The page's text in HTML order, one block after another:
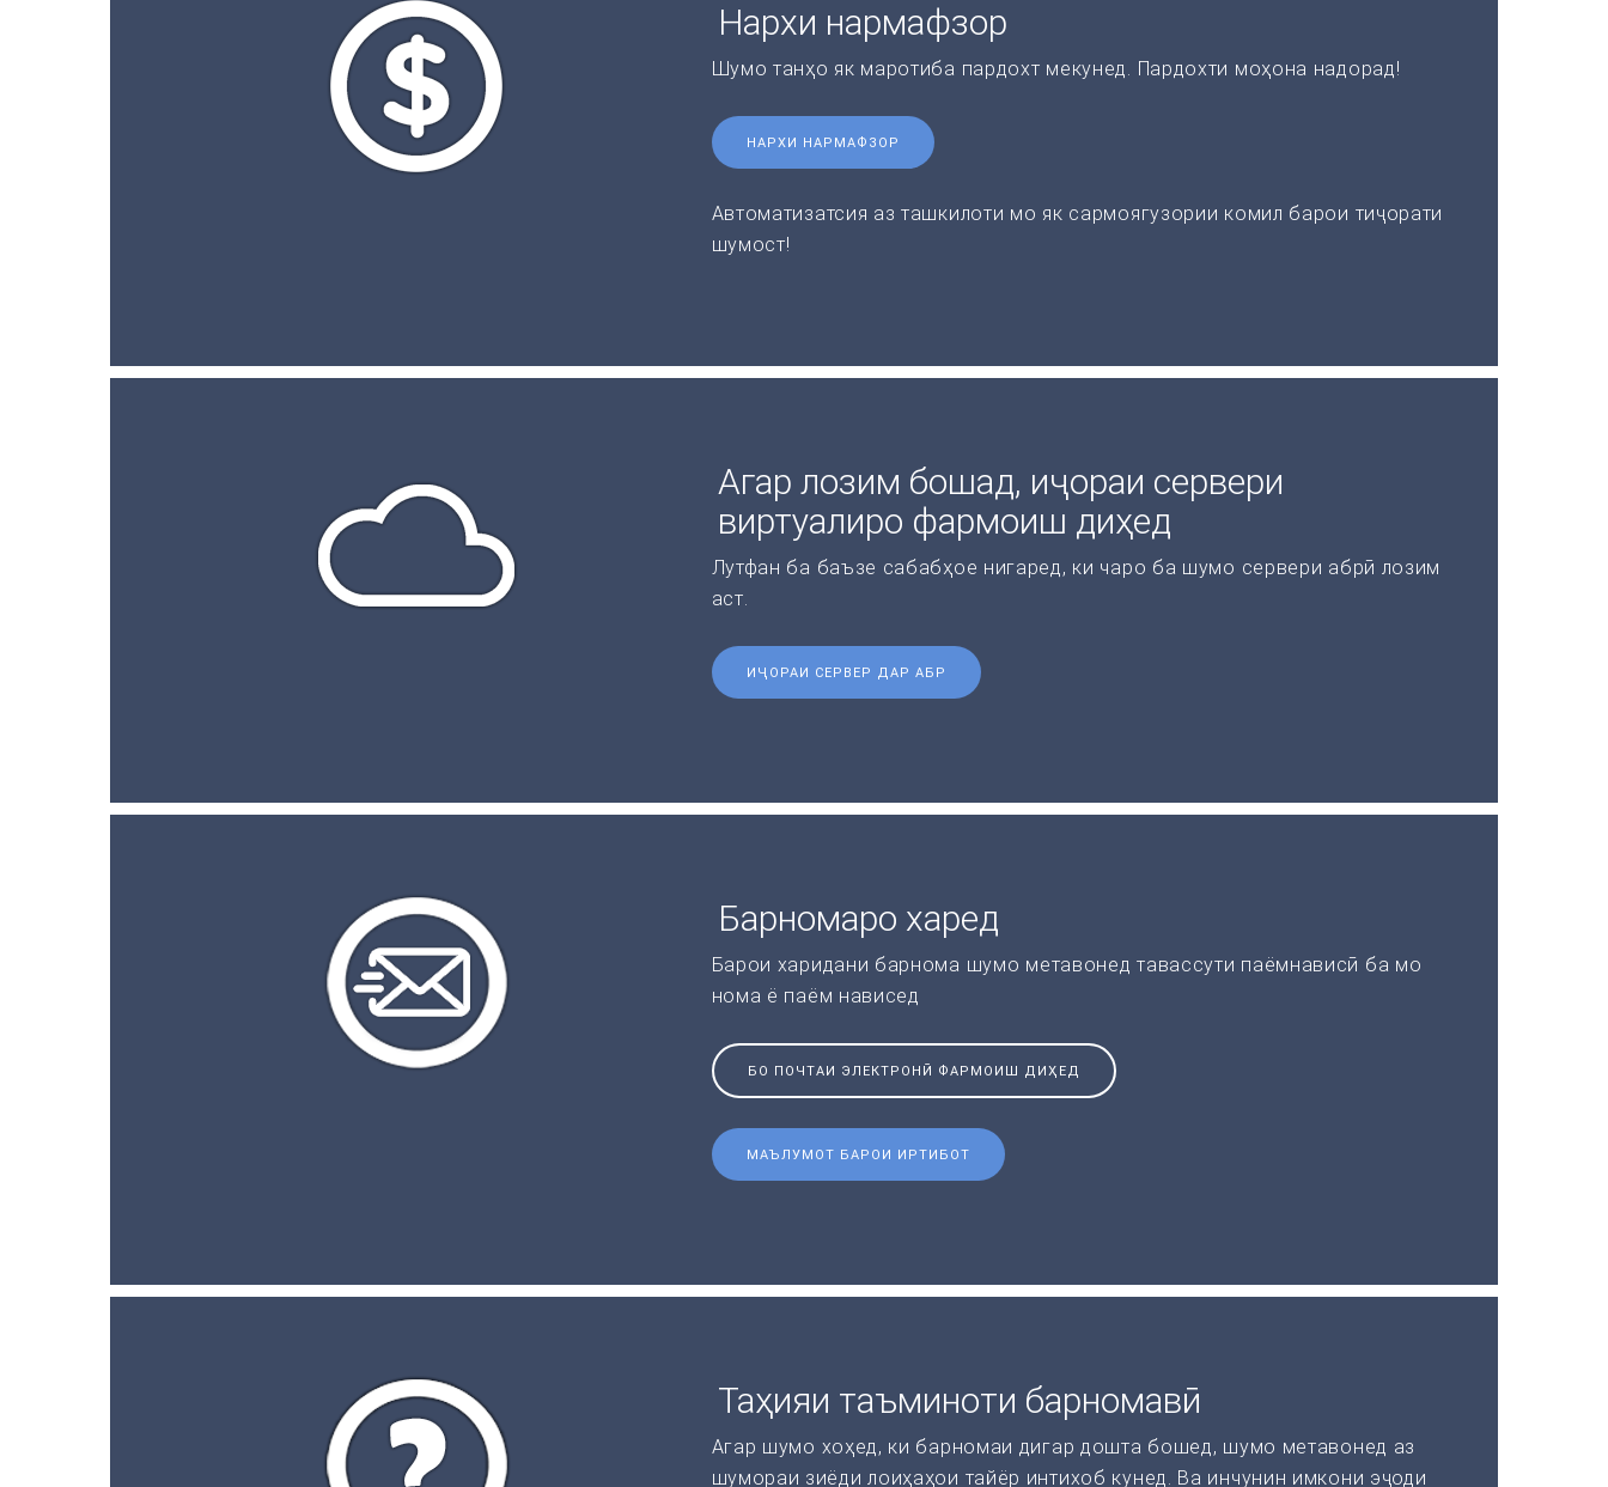
Нархи нармафзор
Шумо танҳо як маротиба пардохт мекунед. Пардохти моҳона надорад!
НАРХИ НАРМАФЗОР
Автоматизатсия аз ташкилоти мо як сармоягузории комил барои тиҷорати
шумост!
Агар лозим бошад, иҷораи сервери
виртуалиро фармоиш диҳед
Лутфан ба баъзе сабабҳое нигаред, ки чаро ба шумо сервери абрӣ лозим
аст.
ИҶОРАИ СЕРВЕР ДАР АБР
Барномаро харед
Барои харидани барнома шумо метавонед тавассути паёмнависӣ ба мо
нома ё паём нависед
БО ПОЧТАИ ЭЛЕКТРОНӢ ФАРМОИШ ДИҲЕД
МАЪЛУМОТ БАРОИ ИРТИБОТ
Таҳияи таъминоти барномавӣ
Агар шумо хоҳед, ки барномаи дигар дошта бошед, шумо метавонед аз
шумораи зиёди лоиҳаҳои тайёр интихоб кунед. Ва инчунин имкони эҷоди